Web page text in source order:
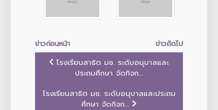
ข่าวก่อนหน้า
ข่าวถัดไป
โรงเรียนสาธิต มช. ระดับอนุบาลและ
ประถมศึกษา จัดกิจก...
โรงเรียนสาธิต มช. ระดับอนุบาลและประถม
ศึกษา จัดกิจก...